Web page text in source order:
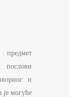
и
је могуће